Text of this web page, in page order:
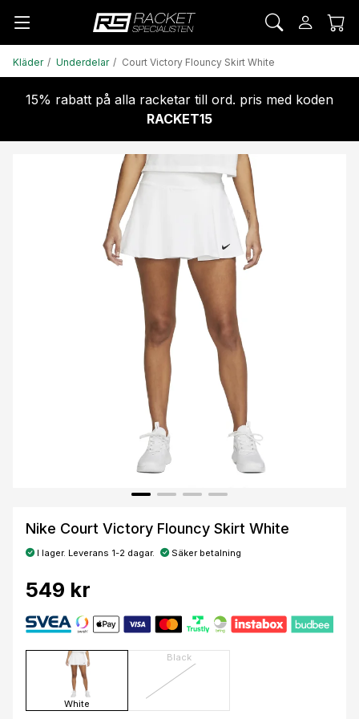
Kläder Underdelar Court Victory Flouncy Skirt White
15% rabatt på alla racketar till ord. pris med koden
RACKET15
Nike Court Victory Flouncy Skirt White
I lager. Leverans 1-2 dagar. Säker betalning
549 kr
White
Black